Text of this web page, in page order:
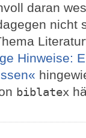
daran
nicht
Hinweise:
biblatex